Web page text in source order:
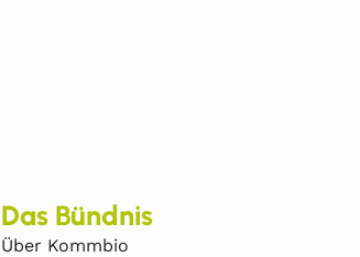
Das Bündnis
Über Kommbio